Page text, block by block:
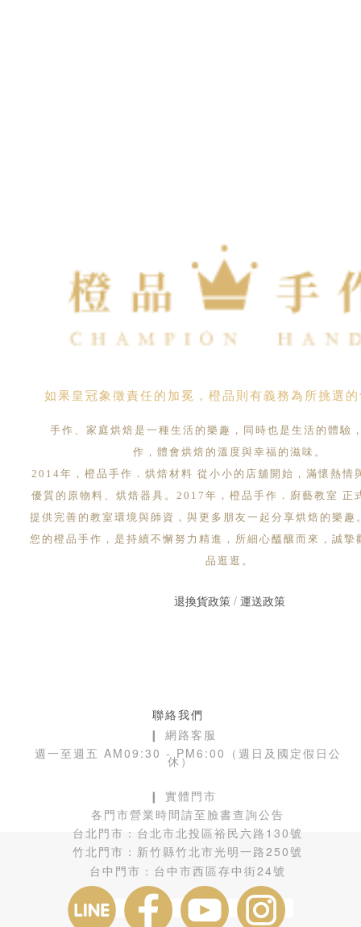
如果皇冠象徵責任的加冕，橙品則有義務為所挑選
手作、家庭烘焙是一種生活的樂趣，同時也是生活的體驗
作，體會烘焙的溫度與幸福的滋味。
2014年，橙品手作．烘焙材料 從小小的店舖開始，滿懷熱情
優質的原物料、烘焙器具。2017年，橙品手作．廚藝教室 正
提供完善的教室環境與師資，與更多朋友一起分享烘焙的樂趣
您的橙品手作，是持續不懈努力精進，所細心醞釀而來，誠摯
品逛逛。
退換貨政策/ 運送政策
聯絡我們
❙ 網路客服
週一至週五 AM09:30 - PM6:00（週日及國定假日公
休）
❙ 實體門市
各門市營業時間請至臉書查詢公告
台北門市： 台北市北投區裕民六路130號
竹北門市： 新竹縣竹北市光明一路250號
台中門市： 台中市西區存中街24號